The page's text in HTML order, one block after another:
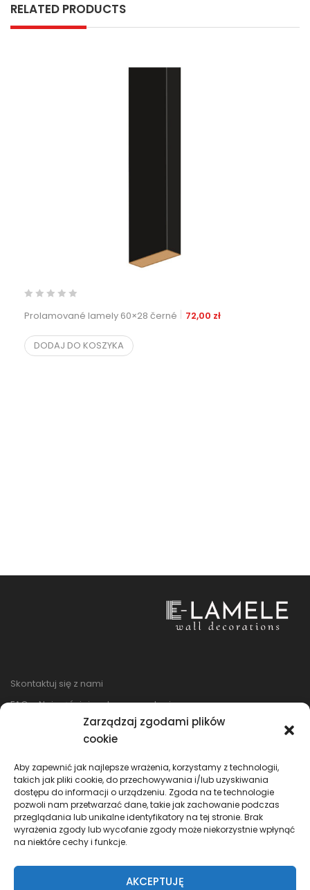
Zarządzaj zgodami plików
cookie
Aby zapewnić jak najlepsze wrażenia, korzystamy z technologii,
takich jak pliki cookie, do przechowywania i/lub uzyskiwania
dostępu do informacji o urządzeniu. Zgoda na te technologie
pozwoli nam przetwarzać dane, takie jak zachowanie podczas
przeglądania lub unikalne identyfikatory na tej stronie. Brak
wyrażenia zgody lub wycofanie zgody może niekorzystnie wpłynąć
na niektóre cechy i funkcje.
AKCEPTUJĘ
RELATED PRODUCTS
Prolamované lamely 60×28 černé 72,00 zł
DODAJ DO KOSZYKA
Skontaktuj się z nami
FAQ – Najczęściej zadawane pytania
Regulamin sklepu
Reklamacje i zwroty
Polityka prywatności